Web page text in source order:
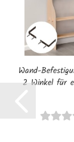
Wand-
2 Winkel für